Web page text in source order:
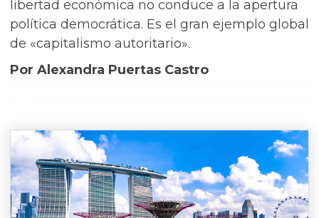
libertad económica no conduce a la apertura
política democrática. Es el gran ejemplo global
de «capitalismo autoritario».
Por Alexandra Puertas Castro